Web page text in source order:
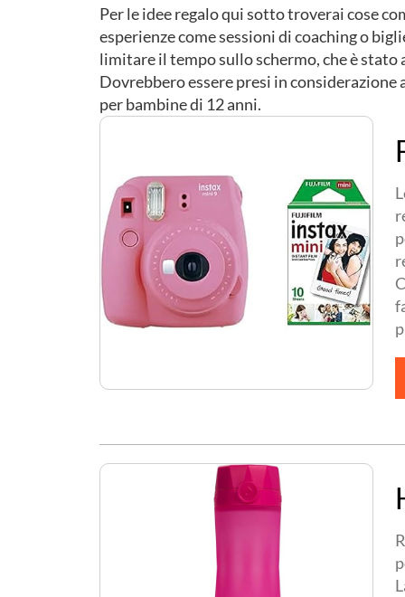
Per le idee regalo qui sotto troverai cose
esperienze come sessioni di coaching o
limitare il tempo sullo schermo, che è
Dovrebbero essere presi in
per bambine di 12 anni.